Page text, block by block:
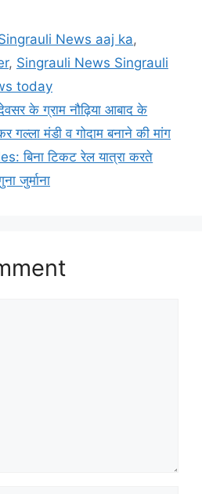
News aaj ka,
, Singrauli News Singrauli
today
के ग्राम नौढ़िया आबाद के
गल्ला मंडी व गोदाम बनाने की मांग
बिना टिकट रेल यात्रा करते
जुर्माना